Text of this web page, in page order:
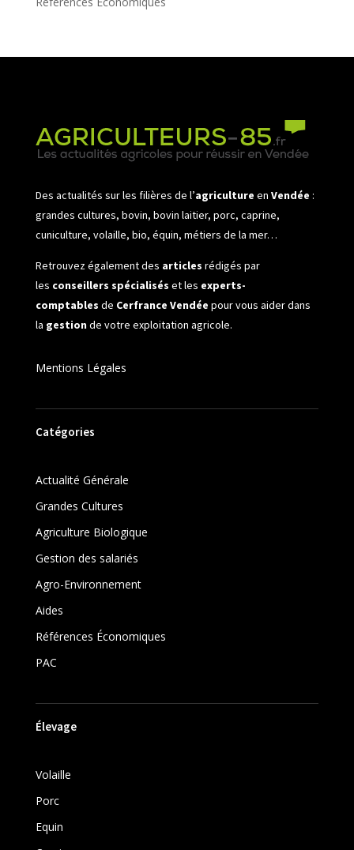
Des actualités sur les filières de l’agriculture en Vendée :
grandes cultures, bovin, bovin laitier, porc, caprine,
cuniculture, volaille, bio, équin, métiers de la mer…
Retrouvez également des articles rédigés par
les conseillers spécialisés et les experts-
comptables de Cerfrance Vendée pour vous aider dans
la gestionde votre exploitation agricole.
Mentions Légales
Catégories
Actualité Générale
Grandes Cultures
Agriculture Biologique
Gestion des salariés
Agro-Environnement
Aides
Références Économiques
PAC
Élevage
Volaille
Porc
Equin